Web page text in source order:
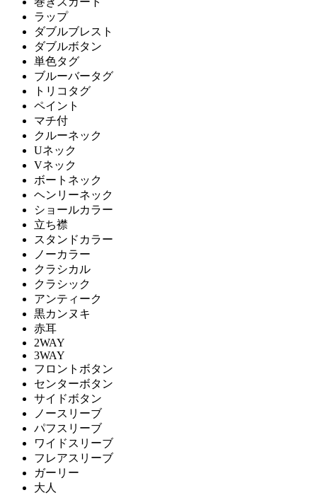
ラップ
ダブルブレスト
ダブルボタン
単色タグ
ブルーバータグ
トリコタグ
ペイント
マチ付
クルーネック
Uネック
Vネック
ボートネック
ヘンリーネック
ショールカラー
立ち襟
スタンドカラー
ノーカラー
クラシカル
クラシック
アンティーク
黒カンヌキ
赤耳
2WAY
3WAY
フロントボタン
センターボタン
サイドボタン
ノースリーブ
パフスリーブ
ワイドスリーブ
フレアスリーブ
ガーリー
大人